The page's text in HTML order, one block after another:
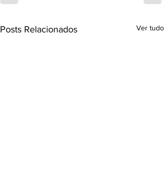
Posts Relacionados Ver tudo